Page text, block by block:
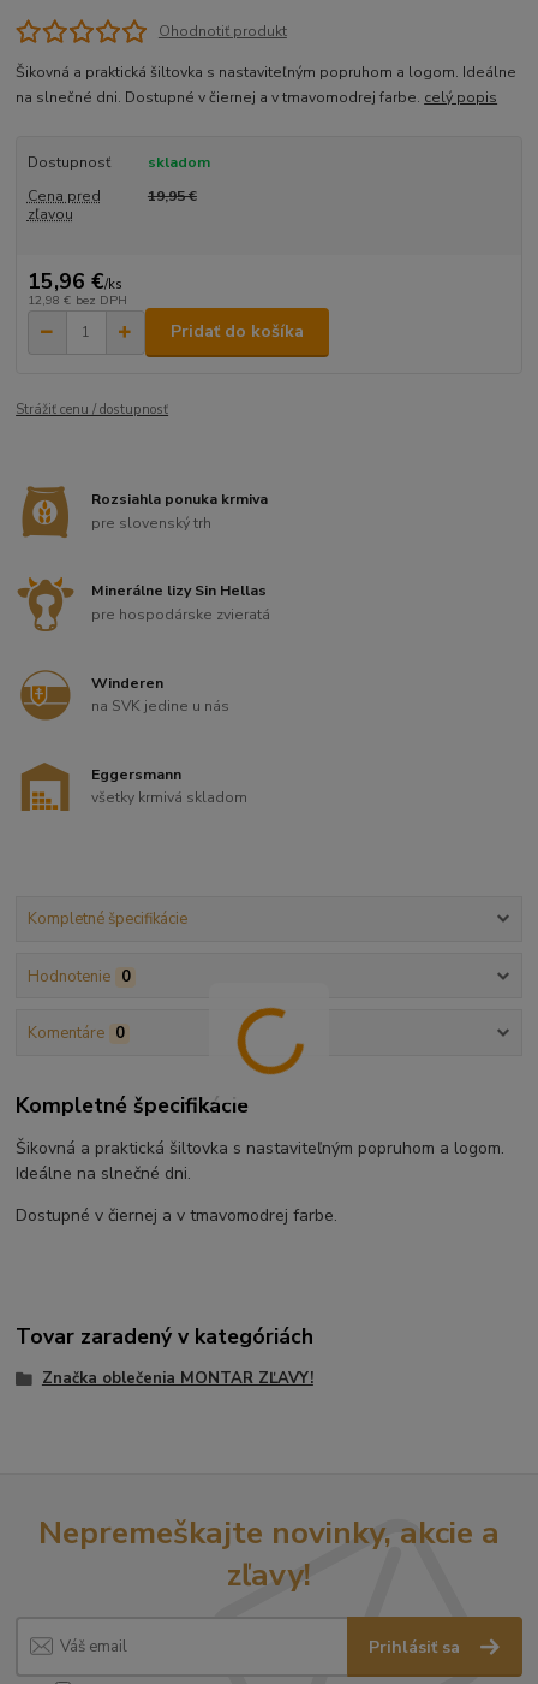
Ohodnotiť produkt
Šikovná a praktická šiltovka s nastaviteľným popruhom a logom. Ideálne
na slnečné dni. Dostupné v čiernej a v tmavomodrej farbe. celý popis
Dostupnosť
skladom
Cena pred
zľavou
19,95 €
15,96 €/ks
12,98 € bez DPH
Pridať do košíka
Strážiť cenu / dostupnosť
Rozsiahla ponuka krmiva
pre slovenský trh
Minerálne lizy Sin Hellas
pre hospodárske zvieratá
Winderen
na SVK jedine u nás
Eggersmann
všetky krmivá skladom
Kompletné špecifikácie
Hodnotenie 0
Komentáre 0
Kompletné špecifikácie
Šikovná a praktická šiltovka s nastaviteľným popruhom a logom.
Ideálne na slnečné dni.
Dostupné v čiernej a v tmavomodrej farbe.
Tovar zaradený v kategóriách
Značka oblečenia MONTAR ZĽAVY!
Nepremeškajte novinky, akcie a
zľavy!
Prihlásiť sa